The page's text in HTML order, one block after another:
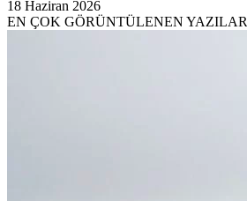
18 Haziran 2026
EN ÇOK GÖRÜNTÜLENEN YAZILAR